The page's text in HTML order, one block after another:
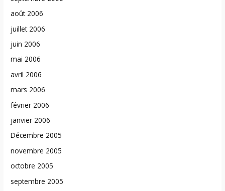
août 2006
juillet 2006
juin 2006
mai 2006
avril 2006
mars 2006
février 2006
janvier 2006
Décembre 2005
novembre 2005
octobre 2005
septembre 2005